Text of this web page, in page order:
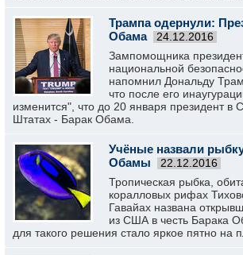
Трампа одернули:
Обама
24.12.2016
Зампомощника
национальной
напомнил Дональду
что после его
изменится", что до 20 января президент в
Штатах - Барак Обама.
Учёные назвали
Обамы
22.12.2016
Тропическая рыбка,
коралловых рифах
Гавайах названа
из США в честь Барака
для такого решения стало яркое пятно на